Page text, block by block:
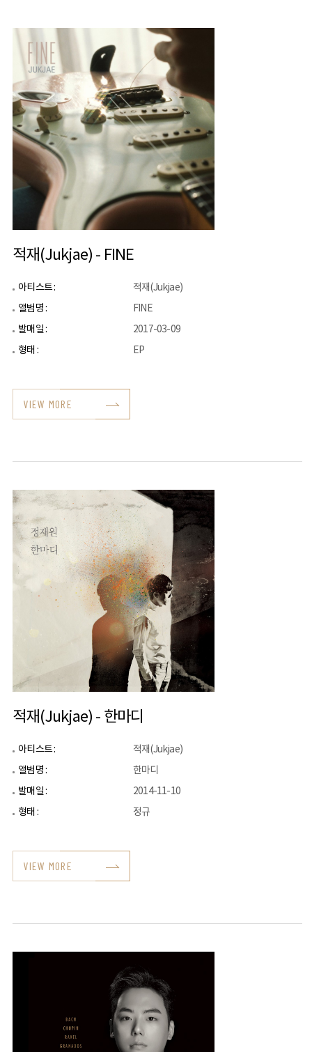
적재(Jukjae) - FINE
아티스트 :
적재(Jukjae)
앨범명 :
FINE
발매일 :
2017-03-09
형태 :
EP
VIEW MORE
적재(Jukjae) - 한마디
아티스트 :
적재(Jukjae)
앨범명 :
한마디
발매일 :
2014-11-10
형태 :
정규
VIEW MORE